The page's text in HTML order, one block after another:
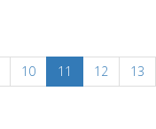
10 11 12
13